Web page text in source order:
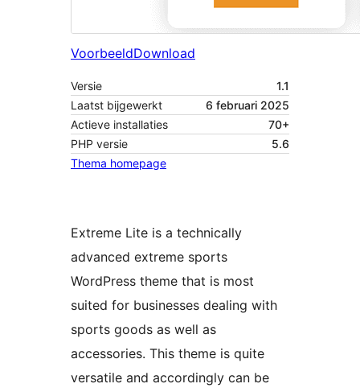
VoorbeeldDownload
Versie
1.1
Laatst bijgewerkt
6 februari 2025
Actieve installaties
70+
PHP versie
5.6
Thema homepage
Extreme Lite is a technically
advanced extreme sports
WordPress theme that is most
suited for businesses dealing with
sports goods as well as
accessories. This theme is quite
versatile and accordingly can be